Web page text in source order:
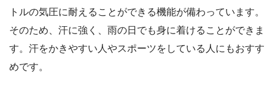
トルの気圧に耐えることができる機能が備わっています。
そのため、汗に強く、雨の日でも身に着けることができま
す。汗をかきやすい人やスポーツをしている人にもおすす
めです。